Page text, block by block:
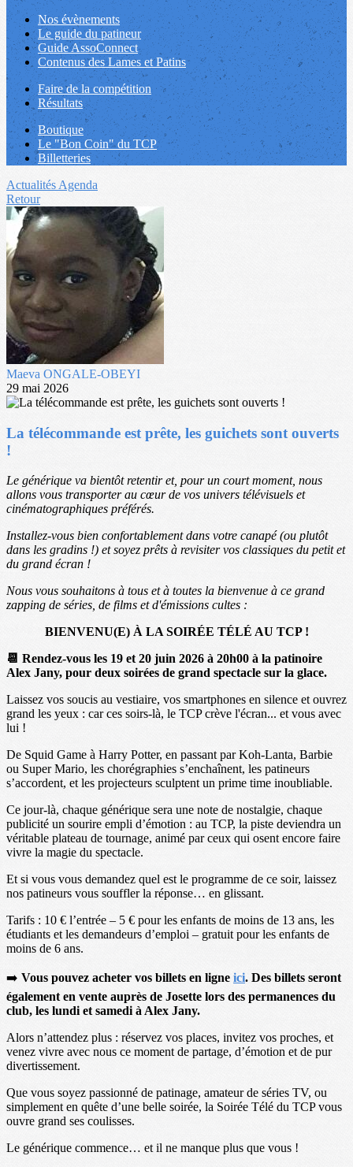
Nos évènements
Le guide du patineur
Guide AssoConnect
Contenus des Lames et Patins
Faire de la compétition
Résultats
Boutique
Le "Bon Coin" du TCP
Billetteries
Actualités Agenda
Retour
Maeva ONGALE-OBEYI
29 mai 2026
La télécommande est prête, les guichets sont ouverts
!
Le générique va bientôt retentir et, pour un court moment, nous
allons vous transporter au cœur de vos univers télévisuels et
cinématographiques préférés.
Installez-vous bien confortablement dans votre canapé (ou plutôt
dans les gradins !) et soyez prêts à revisiter vos classiques du petit et
du grand écran !
Nous vous souhaitons à tous et à toutes la bienvenue à ce grand
zapping de séries, de films et d'émissions cultes :
BIENVENU(E) À LA SOIRÉE TÉLÉ AU TCP !
📆 Rendez-vous les 19 et 20 juin 2026 à 20h00 à la patinoire
Alex Jany, pour deux soirées de grand spectacle sur la glace.
Laissez vos soucis au vestiaire, vos smartphones en silence et ouvrez
grand les yeux : car ces soirs-là, le TCP crève l'écran... et vous avec
lui !
De Squid Game à Harry Potter, en passant par Koh-Lanta, Barbie
ou Super Mario, les chorégraphies s’enchaînent, les patineurs
s’accordent, et les projecteurs sculptent un prime time inoubliable.
Ce jour-là, chaque générique sera une note de nostalgie, chaque
publicité un sourire empli d’émotion : au TCP, la piste deviendra un
véritable plateau de tournage, animé par ceux qui osent encore faire
vivre la magie du spectacle.
Et si vous vous demandez quel est le programme de ce soir, laissez
nos patineurs vous souffler la réponse… en glissant.
Tarifs : 10 € l’entrée – 5 € pour les enfants de moins de 13 ans, les
étudiants et les demandeurs d’emploi – gratuit pour les enfants de
moins de 6 ans.
➡️ Vous pouvez acheter vos billets en ligne ici. Des billets seront
également en vente auprès de Josette lors des permanences du
club, les lundi et samedi à Alex Jany.
Alors n’attendez plus : réservez vos places, invitez vos proches, et
venez vivre avec nous ce moment de partage, d’émotion et de pur
divertissement.
Que vous soyez passionné de patinage, amateur de séries TV, ou
simplement en quête d’une belle soirée, la Soirée Télé du TCP vous
ouvre grand ses coulisses.
Le générique commence… et il ne manque plus que vous !